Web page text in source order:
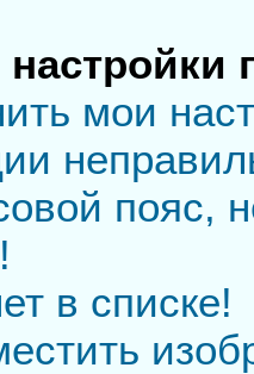
мои
пояс,
в списке!